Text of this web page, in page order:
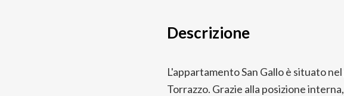
Descrizione
L'appartamento San Gallo è situato
Torrazzo. Grazie alla posizione